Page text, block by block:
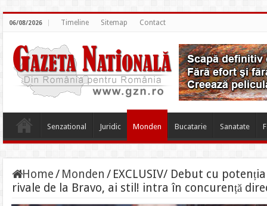
06/08/2026 Timeline Sitemap Contact
Senzational Juridic Monden Bucatarie Sanatate
Home/ Monden / EXCLUSIV/ Debut cu
rivale de la Bravo, ai stil! intra în concurență